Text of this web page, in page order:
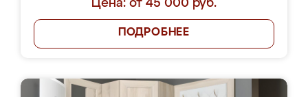
Цена: от 45 000 руб.
ПОДРОБНЕЕ